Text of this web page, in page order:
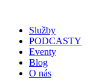
Služby
PODCASTY
Eventy
Blog
O nás